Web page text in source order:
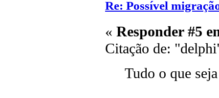
Re: Possível
« Responder #5
Citação de:
Tudo o que